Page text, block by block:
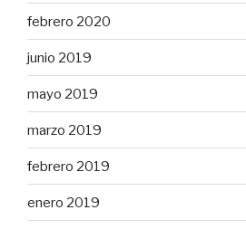
febrero 2020
junio 2019
mayo 2019
marzo 2019
febrero 2019
enero 2019